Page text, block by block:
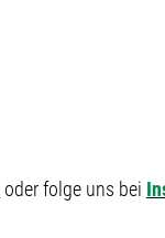
oder folge uns bei